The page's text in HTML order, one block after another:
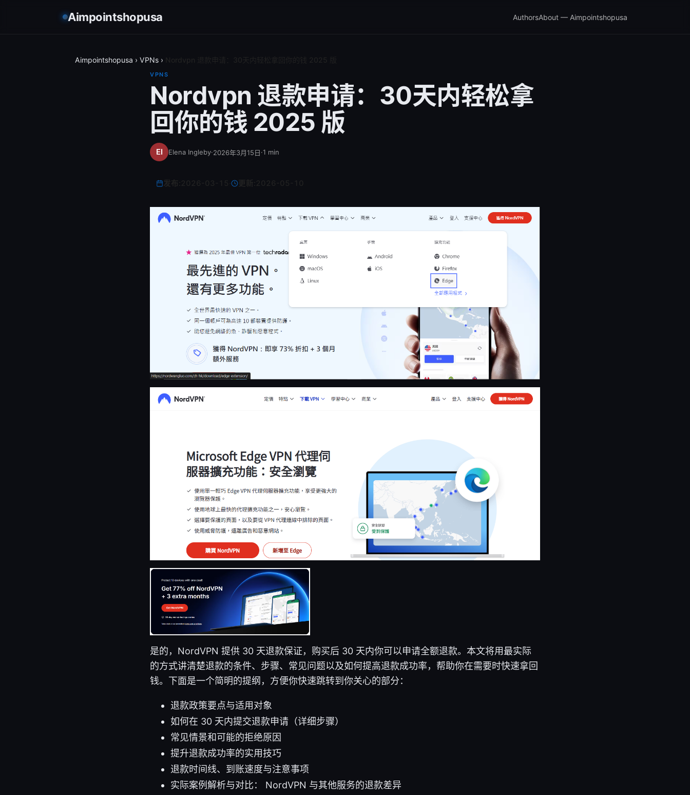
Aimpointshopusa AuthorsAbout — Aimpointshopusa
Aimpointshopusa › VPNs ›
VPNS
Nordvpn 退款申请：30天内轻松拿
回你的钱 2025 版
Elena Ingleby·2026年3月15日·1 min
更新:
是的，NordVPN 提供 30 天退款保证，购买后 30 天内你可以申请全额退款。本文将用最实际
的方式讲清楚退款的条件、步骤、常见问题以及如何提高退款成功率，帮助你在需要时快速拿回
钱。下面是一个简明的提纲，方便你快速跳转到你关心的部分：
退款政策要点与适用对象
如何在 30 天内提交退款申请（详细步骤）
常见情景和可能的拒绝原因
提升退款成功率的实用技巧
退款时间线、到账速度与注意事项
实际案例解析与对比： NordVPN 与其他服务的退款差异